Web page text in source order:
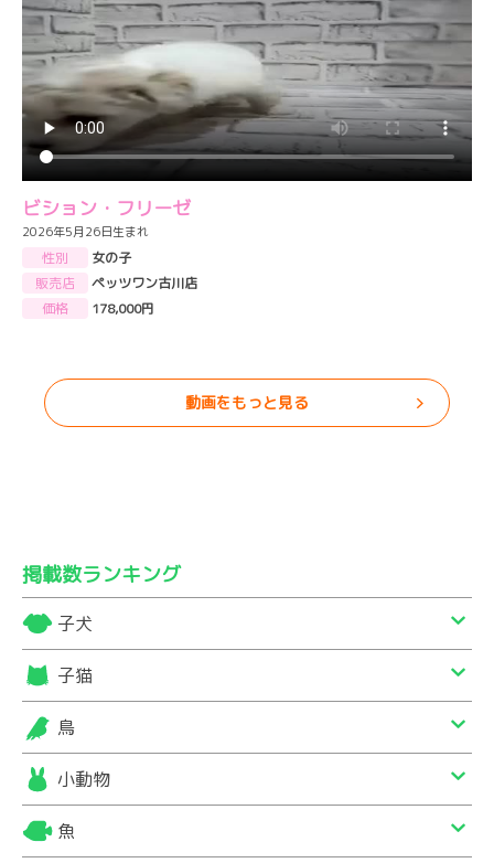
ビション・フリーゼ
2026年5月26日生まれ
性別
女の子
販売店
ペッツワン古川店
価格
178,000円
動画をもっと見る
掲載数ランキング
子犬
子猫
鳥
小動物
魚